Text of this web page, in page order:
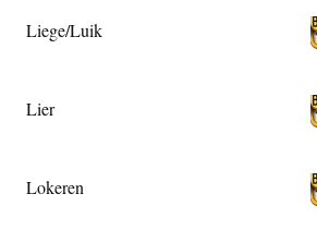
Liege/Luik
Lier
Lokeren